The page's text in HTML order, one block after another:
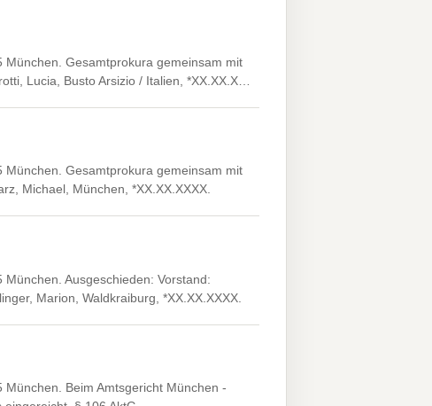
München. Gesamtprokura gemeinsam mit
Lucia, Busto Arsizio / Italien, *XX.XX.X…
München. Gesamtprokura gemeinsam mit
Michael, München, *XX.XX.XXXX.
Ausgeschieden: Vorstand:
Marion, Waldkraiburg, *XX.XX.XXXX.
Beim Amtsgericht München -